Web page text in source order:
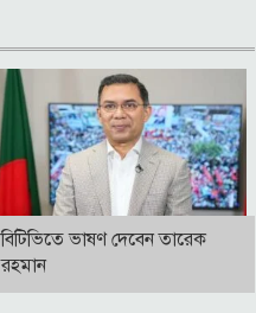
বি‌টি‌ভিতে ভাষণ দেবেন তারেক
রহমান